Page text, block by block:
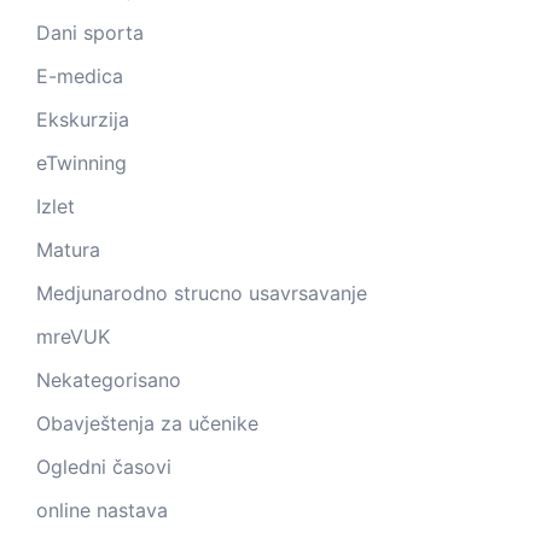
Dani sporta
E-medica
Ekskurzija
eTwinning
Izlet
Matura
Medjunarodno strucno usavrsavanje
mreVUK
Nekategorisano
Obavještenja za učenike
Ogledni časovi
online nastava